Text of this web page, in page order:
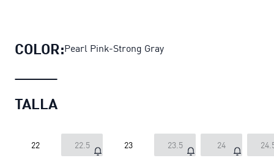
COLOR:Pearl Pink-Strong Gray
TALLA
22 22.5 23 23.5 24